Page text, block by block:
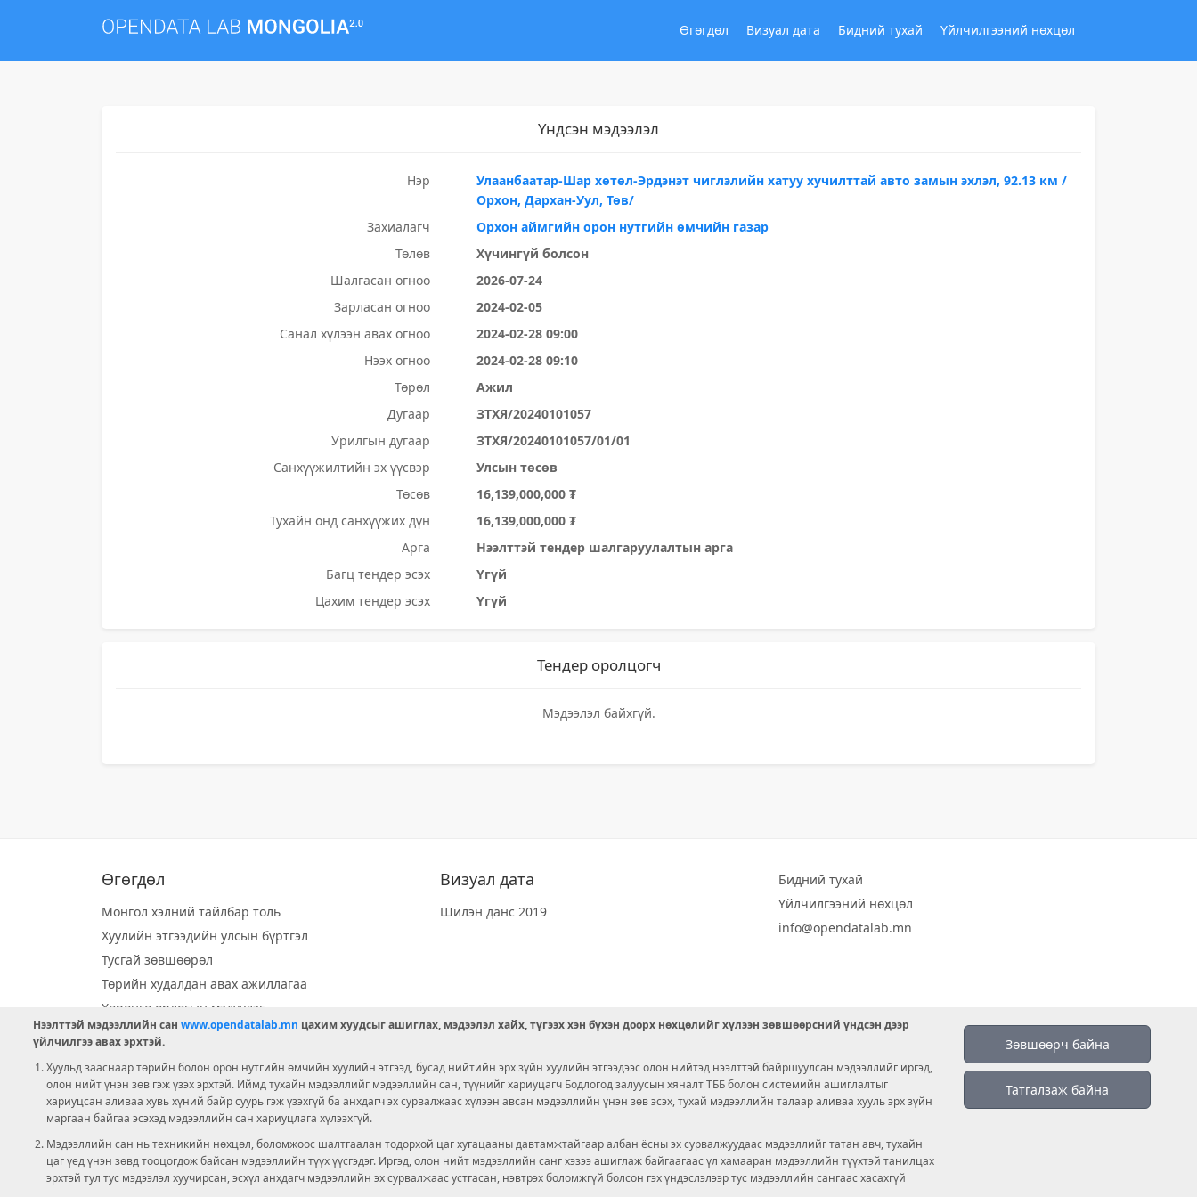
Өгөгдөл Визуал дата Бидний тухай Үйлчилгээний нөхцөл
Үндсэн мэдээлэл
Нэр
Улаанбаатар-Шар хөтөл-Эрдэнэт чиглэлийн хатуу хучилттай авто замын эхлэл, 92.13 км /
Орхон, Дархан-Уул, Төв/
Захиалагч
Орхон аймгийн орон нутгийн өмчийн газар
Төлөв
Хүчингүй болсон
Шалгасан огноо
2026-07-24
Зарласан огноо
2024-02-05
Санал хүлээн авах огноо
2024-02-28 09:00
Нээх огноо
2024-02-28 09:10
Төрөл
Ажил
Дугаар
ЗТХЯ/20240101057
Урилгын дугаар
ЗТХЯ/20240101057/01/01
Санхүүжилтийн эх үүсвэр
Улсын төсөв
Төсөв
16,139,000,000 ₮
Тухайн онд санхүүжих дүн
16,139,000,000 ₮
Арга
Нээлттэй тендер шалгаруулалтын арга
Багц тендер эсэх
Үгүй
Цахим тендер эсэх
Үгүй
Тендер оролцогч
Мэдээлэл байхгүй.
Өгөгдөл
Монгол хэлний тайлбар толь
Хуулийн этгээдийн улсын бүртгэл
Тусгай зөвшөөрөл
Төрийн худалдан авах ажиллагаа
Хөрөнгө орлогын мэдүүлэг
Орон нутгийн хөгжлийн сан
Ээлжит сонгууль
Ашигт малтмал тусгай зөвшөөрөл
Визуал дата
Шилэн данс 2019
Бидний тухай
Үйлчилгээний нөхцөл
info@opendatalab.mn
© 2026 OPENDATA LAB MONGOLIA.
Зөвшөөрч байна
Татгалзаж байна
Нээлттэй мэдээллийн сан www.opendatalab.mn цахим хуудсыг ашиглах, мэдээлэл хайх, түгээх хэн бүхэн доорх нөхцөлийг хүлээн зөвшөөрсний үндсэн дээр
үйлчилгээ авах эрхтэй.
Хуульд зааснаар төрийн болон орон нутгийн өмчийн хуулийн этгээд, бусад нийтийн эрх зүйн хуулийн этгээдээс олон нийтэд нээлттэй байршуулсан мэдээллийг иргэд,
олон нийт үнэн зөв гэж үзэх эрхтэй. Иймд тухайн мэдээллийг мэдээллийн сан, түүнийг хариуцагч Бодлогод залуусын хяналт ТББ болон системийн ашиглалтыг
хариуцсан аливаа хувь хүний байр суурь гэж үзэхгүй ба анхдагч эх сурвалжаас хүлээн авсан мэдээллийн үнэн зөв эсэх, тухай мэдээллийн талаар аливаа хууль эрх зүйн
маргаан байгаа эсэхэд мэдээллийн сан хариуцлага хүлээхгүй.
Мэдээллийн сан нь техникийн нөхцөл, боломжоос шалтгаалан тодорхой цаг хугацааны давтамжтайгаар албан ёсны эх сурвалжуудаас мэдээллийг татан авч, тухайн
цаг үед үнэн зөвд тооцогдож байсан мэдээллийн түүх үүсгэдэг. Иргэд, олон нийт мэдээллийн санг хэзээ ашиглаж байгаагаас үл хамааран мэдээллийн түүхтэй танилцах
эрхтэй тул тус мэдээлэл хуучирсан, эсхүл анхдагч мэдээллийн эх сурвалжаас устгасан, нэвтрэх боломжгүй болсон гэх үндэслэлээр тус мэдээллийн сангаас хасахгүй